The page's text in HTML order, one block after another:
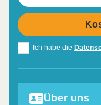
Ich habe die
Über uns